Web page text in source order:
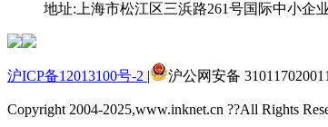
地址:上海市松江区三浜路261号国际中小企
沪ICP备12013100号-2 | 沪公网安备
Copyright2004-2025,www.inknet.cn ??All Rights